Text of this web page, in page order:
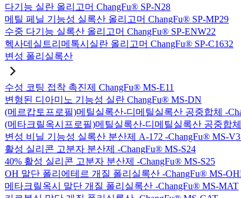
다기능 실란 올리고머 ChangFu® SP-N28
메틸 페닐 기능성 실록산 올리고머 ChangFu® SP-MP29
수중 다기능 실록산 올리고머 ChangFu® SP-ENW22
헥사데실트리메톡시실란 올리고머 ChangFu® SP-C1632
변성 폴리실록산
수성 코팅 접착 촉진제 ChangFu® MS-E11
변형된 디아미노 기능성 실란 ChangFu® MS-DN
(메르캅토프로필)메틸실록산-디메틸실록산 공중합체 -
(메타크릴옥시프로필)메틸실록산-디메틸실록산 공중합
변성 비닐 기능성 실록산 분산제 A-172 -ChangFu® MS-
활성 실리콘 고분자 분산제 -ChangFu® MS-S24
40% 활성 실리콘 고분자 분산제 -ChangFu® MS-S25
OH 말단 폴리에테르 개질 폴리실록산 -ChangFu® MS-
메타크릴옥시 말단 개질 폴리실록산 -ChangFu® MS-MAT